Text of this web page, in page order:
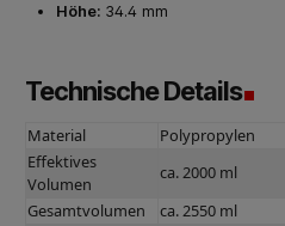
Höhe: 34.4 mm
Technische Details
Material
Polypropylen
Effektives
Volumen
ca. 2000 ml
Gesamtvolumen
ca. 2550 ml